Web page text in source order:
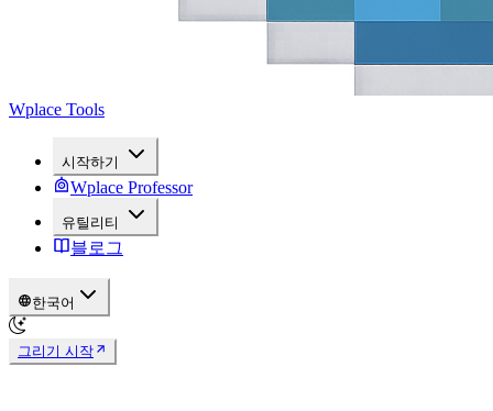
Wplace Tools
시작하기
Wplace Professor
유틸리티
블로그
한국어
그리기 시작